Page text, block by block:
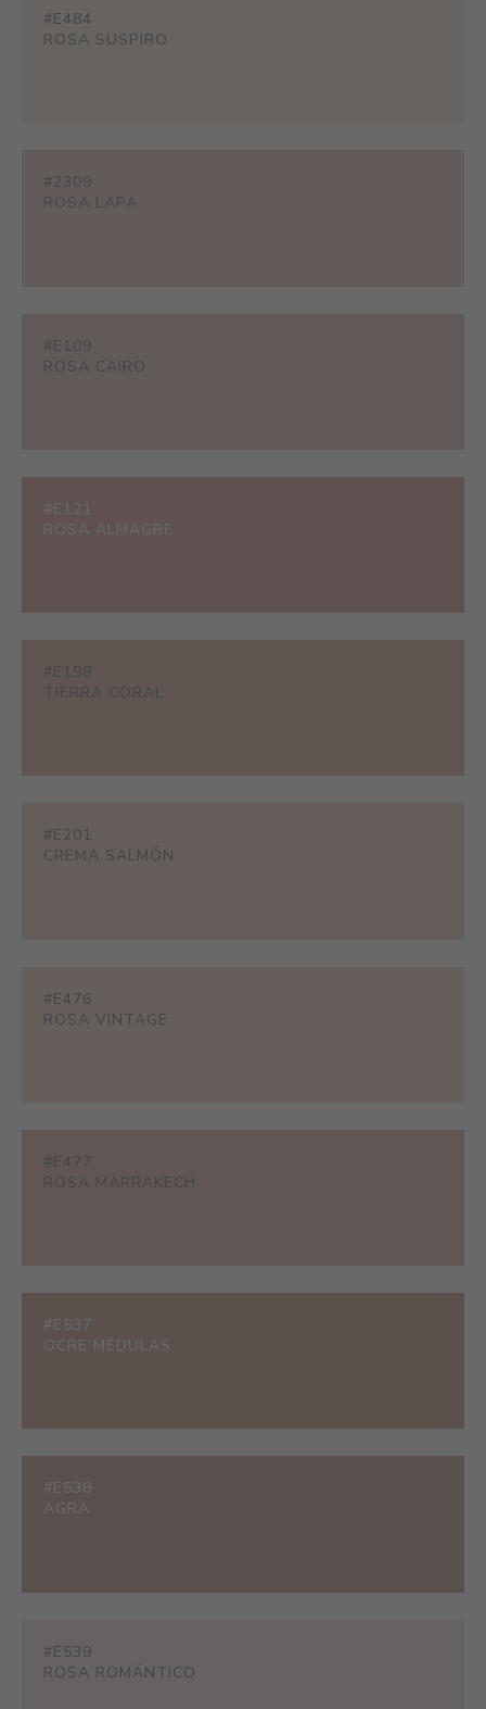
#E484
ROSA SUSPIRO
#2309
ROSA LAPA
#E109
ROSA CAIRO
#E121
ROSA ALMAGRE
#E198
TIERRA CORAL
#E201
CREMA SALMÓN
#E476
ROSA VINTAGE
#E477
ROSA MARRAKECH
#E537
OCRE MÉDULAS
#E538
AGRA
#E539
ROSA ROMÁNTICO